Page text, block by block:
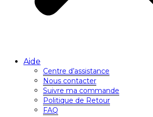
Aide
Centre d’assistance
Nous contacter
Suivre ma commande
Politique de Retour
FAQ